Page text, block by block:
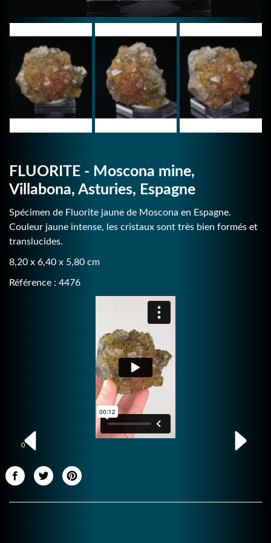
FLUORITE - Moscona mine,
Villabona, Asturies, Espagne
Spécimen de Fluorite jaune de Moscona en Espagne.
Couleur jaune intense, les cristaux sont très bien formés et
translucides.
8,20 x 6,40 x 5,80 cm
Référence : 4476
0